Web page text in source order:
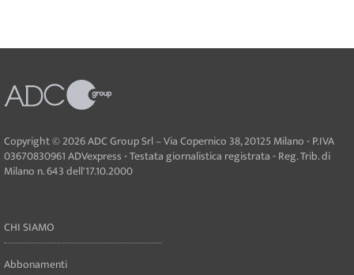
Copyright © 2026 ADC Group Srl – Via Copernico 38, 20125 Milano - P.IVA
03670830961 ADVexpress - Testata giornalistica registrata - Reg. Trib. di
Milano n. 643 dell'17.10.2000
CHI SIAMO
Abbonamenti